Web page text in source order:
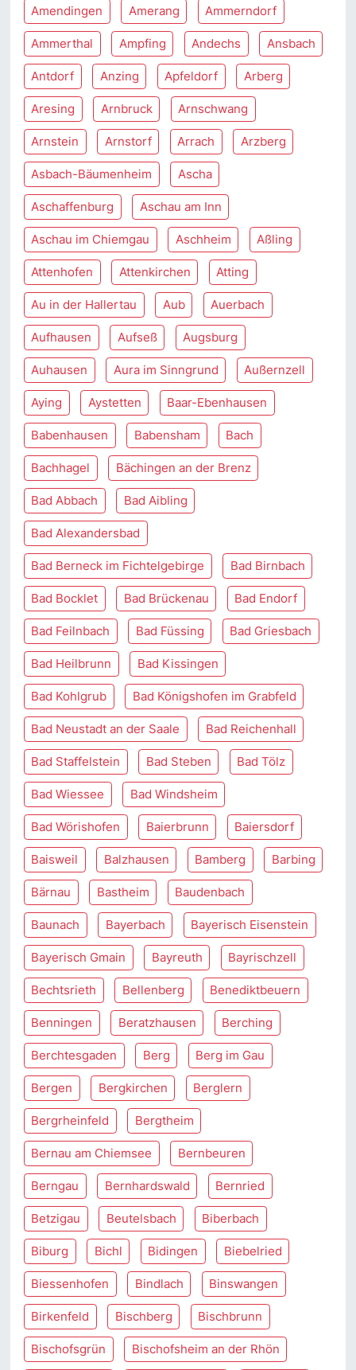
Amendingen Amerang Ammerndorf
Ammerthal Ampfing Andechs Ansbach
Antdorf Anzing Apfeldorf Arberg
Aresing Arnbruck Arnschwang
Arnstein Arnstorf Arrach Arzberg
Asbach-Bäumenheim Ascha
Aschaffenburg Aschau am Inn
Aschau im Chiemgau Aschheim Aßling
Attenhofen Attenkirchen Atting
Au in der Hallertau Aub Auerbach
Aufhausen Aufseß Augsburg
Auhausen Aura im Sinngrund Außernzell
Aying Aystetten Baar-Ebenhausen
Babenhausen Babensham Bach
Bachhagel Bächingen an der Brenz
Bad Abbach Bad Aibling
Bad Alexandersbad
Bad Berneck im Fichtelgebirge Bad Birnbach
Bad Bocklet Bad Brückenau Bad Endorf
Bad Feilnbach Bad Füssing Bad Griesbach
Bad Heilbrunn Bad Kissingen
Bad Kohlgrub Bad Königshofen im Grabfeld
Bad Neustadt an der Saale Bad Reichenhall
Bad Staffelstein Bad Steben Bad Tölz
Bad Wiessee Bad Windsheim
Bad Wörishofen Baierbrunn Baiersdorf
Baisweil Balzhausen Bamberg Barbing
Bärnau Bastheim Baudenbach
Baunach Bayerbach Bayerisch Eisenstein
Bayerisch Gmain Bayreuth Bayrischzell
Bechtsrieth Bellenberg Benediktbeuern
Benningen Beratzhausen Berching
Berchtesgaden Berg Berg im Gau
Bergen Bergkirchen Berglern
Bergrheinfeld Bergtheim
Bernau am Chiemsee Bernbeuren
Berngau Bernhardswald Bernried
Betzigau Beutelsbach Biberbach
Biburg Bichl Bidingen Biebelried
Biessenhofen Bindlach Binswangen
Birkenfeld Bischberg Bischbrunn
Bischofsgrün Bischofsheim an der Rhön